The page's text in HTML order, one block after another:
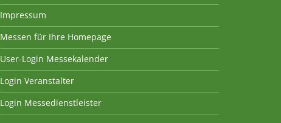
Impressum
Messen für Ihre Homepage
User-Login Messekalender
Login Veranstalter
Login Messedienstleister